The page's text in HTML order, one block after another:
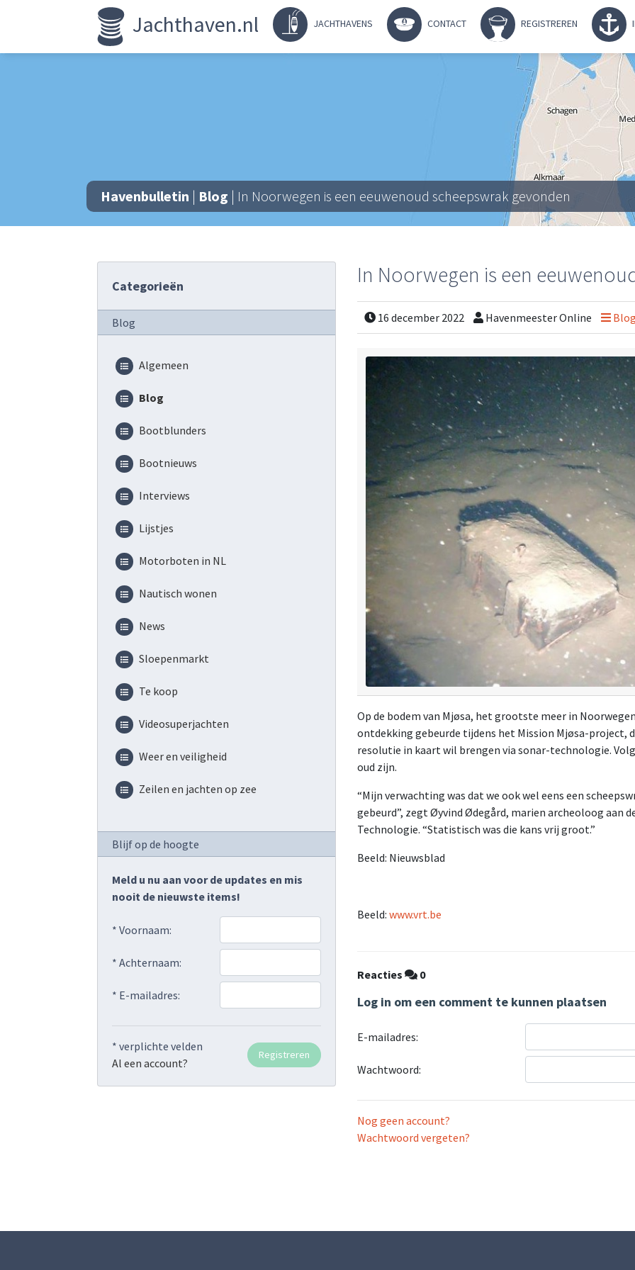
Jachthaven.nl JACHTHAVENS CONTACT REGISTREREN
Havenbulletin | Blog | In Noorwegen is een eeuwenoud scheepswrak gevonden
Categorieën
Blog
Algemeen
Blog
Bootblunders
Bootnieuws
Interviews
Lijstjes
Motorboten in NL
Nautisch wonen
News
Sloepenmarkt
Te koop
Videosuperjachten
Weer en veiligheid
Zeilen en jachten op zee
Blijf op de hoogte
Meld u nu aan voor de updates en mis
nooit de nieuwste items!
* Voornaam:
* Achternaam:
* E-mailadres:
* verplichte velden
Al een account?
In Noorwegen is een
16 december 2022 Havenmeester Online
Op de bodem van Mjøsa, het grootste meer in
ontdekking gebeurde tijdens het Mission Mjøsa-project,
resolutie in kaart wil brengen via sonar-technologie.
oud zijn.
“Mijn verwachting was dat we ook wel eens een
gebeurd”, zegt Øyvind Ødegård, marien archeoloog aan
Technologie. “Statistisch was die kans vrij groot.”
Beeld: Nieuwsblad
Beeld: www.vrt.be
Reacties 0
Log in om een comment te kunnen plaatsen
E-mailadres:
Wachtwoord:
Nog geen account?
Wachtwoord vergeten?